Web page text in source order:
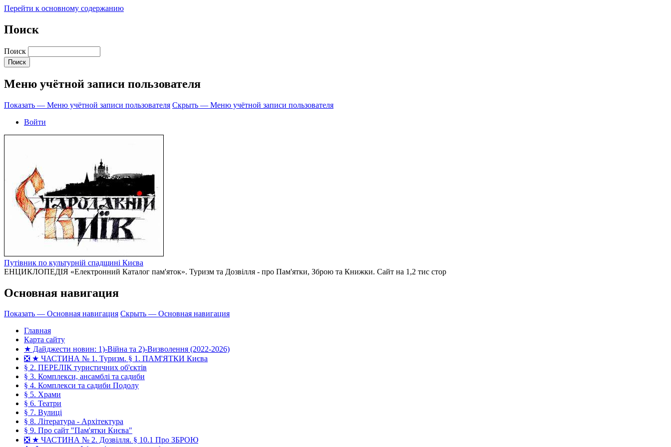
Перейти к основному содержанию
Поиск
Поиск
Меню учётной записи пользователя
Показать — Меню учётной записи пользователя Скрыть — Меню учётной записи пользователя
Войти
Путівник по культурній спадщині Києва
ЕНЦИКЛОПЕДІЯ «Електронний Каталог пам'яток». Туризм та Дозвілля - про Пам'ятки, Зброю та Книжки. Сайт на 1,2 тис стор
Основная навигация
Показать — Основная навигация Скрыть — Основная навигация
Главная
Карта сайту
★ Дайджести новин: 1)-Війна та 2)-Визволення (2022-2026)
❎ ★ ЧАСТИНА № 1. Туризм. § 1. ПАМ'ЯТКИ Києва
§ 2. ПЕРЕЛІК туристичних об'єктів
§ 3. Комплекси, ансамблі та садиби
§ 4. Комплекси та садиби Подолу
§ 5. Храми
§ 6. Театри
§ 7. Вулиці
§ 8. Література - Архітектура
§ 9. Про сайт "Пам'ятки Києва"
❎ ★ ЧАСТИНА № 2. Дозвілля. § 10.1 Про ЗБРОЮ